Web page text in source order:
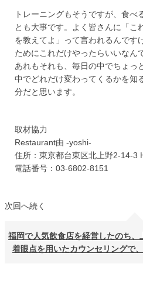
トレーニングもそうですが、食べ
とも大事です。よく皆さんに「こ
を教えてよ」って言われるんです
ためにこれだけやったらいいなん
あれもそれも、毎日の中でちょっ
中でどれだけ変わってくるかを知
分だと思います。
取材協力
Restaurant由 -yoshi-
住所：東京都台東区北上野2-14-3
電話番号：03-6802-8151
次回へ続く
福岡で人気飲食店を経営したのち
着眼点を用いたカウンセリングで